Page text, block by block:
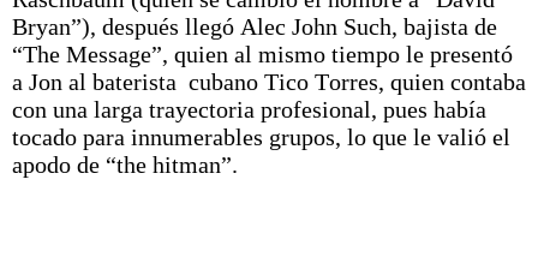
Bryan”),​ después llegó Alec John Such, bajista de
“The Message”, quien al mismo tiempo le presentó
a Jon al baterista cubano Tico Torres, quien contaba
con una larga trayectoria profesional, pues había
tocado para innumerables grupos, lo que le valió el
apodo de “the hitman”.